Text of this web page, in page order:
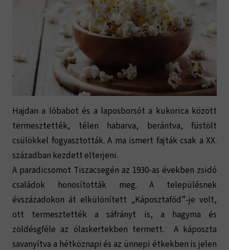
Hajdan a lóbabot és a laposborsót a kukorica között
termesztették, télen habarva, berántva, füstölt
csülökkel fogyasztották. A ma ismert fajták csak a XX.
században kezdett elterjeni.
A paradicsomot Tiszacsegén az 1930-as években zsidó
családok honosították meg. A településnek
évszázadokon át elkülönített „Káposztafőd”-je volt,
ott termesztették a sáfrányt is, a hagyma és
zöldésgféle az ólaskertekben termett. A káposzta
savanyítva a hétköznapi és az ünnepi étkekben is jelen